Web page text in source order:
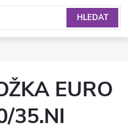
HLEDAT
EURO
35.NI